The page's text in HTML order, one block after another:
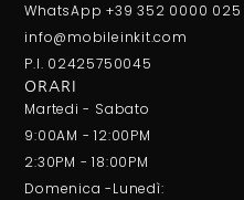
WhatsApp +39 352 0000 025
info@mobileinkit.com
P.I. 02425750045
ORARI
Martedi - Sabato
9:00AM - 12:00PM
2:30PM - 18:00PM
Domenica -Lunedì: